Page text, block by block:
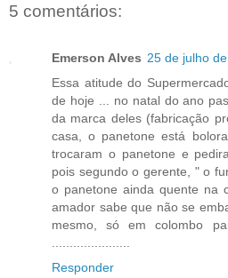
5 comentários:
Emerson Alves 25 de julho
Essa atitude do
de hoje ... no natal do ano
da marca deles (fabricação
casa, o panetone está
trocaram o panetone e
pois segundo o gerente, " o
o panetone ainda quente na
amador sabe que não se
mesmo, só em colombo
Responder